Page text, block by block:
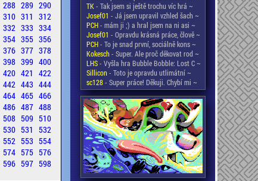
288 289 290
310 311 312
332 333 334
354 355 356
376 377 378
398 399 400
420 421 422
442 443 444
464 465 466
486 487 488
508 509 510
530 531 532
552 553 554
574 575 576
596 597 598
TK- Tak jsem si ještě trochu víc hrá ~
Josef01 - Já jsem upravil vzhled šach ~
PCH- mám ji ;) a hral jsem na ni asi ~
Josef01 - Opravdu krásná práce, člově ~
PCH- To je snad první, sociálně kons ~
Kokesch- Super. Ale proč děkovat rod ~
LHS- Vyšla hra Bubble Bobble: Lost C ~
Sillicon- Toto je opravdu utlimátní ~
sc128- Super práce! Děkuji. Chybí mi ~